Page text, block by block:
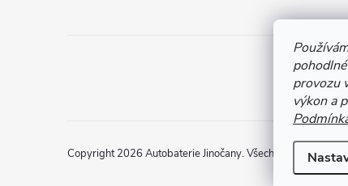
provozu
výkon a
Copyright 2026 Autobaterie Jinočany. Všechna práva